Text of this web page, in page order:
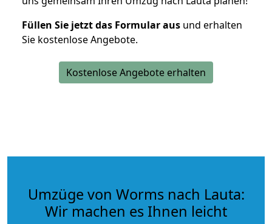
Füllen Sie jetzt das Formular aus und erhalten
Sie kostenlose Angebote.
Kostenlose Angebote erhalten
Umzüge von Worms nach Lauta:
Wir machen es Ihnen leicht